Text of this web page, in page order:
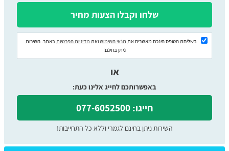
בשליחת הטופס הינכם מאשרים את תנאי השימושואת מדיניות הפרטיות באתר. השירות
ניתן בחינם!
או
באפשרותכם לחייג אלינו כעת:
חייגו: 077-6052500
השירות ניתן בחינם לגמרי וללא כל התחייבות!